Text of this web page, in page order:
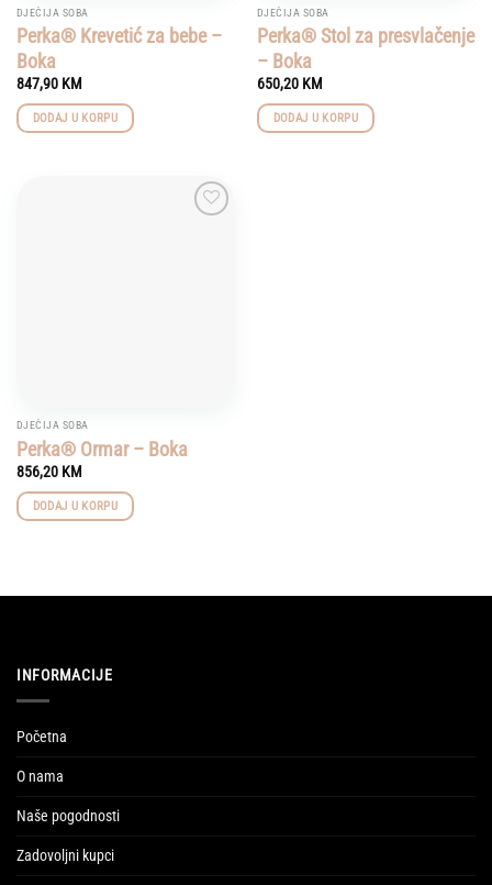
DJEČIJA SOBA
Perka® Krevetić za bebe –
Boka
847,90 KM
DODAJ U KORPU
DJEČIJA SOBA
Perka® Stol za presvlačenje
– Boka
650,20 KM
DODAJ U KORPU
DJEČIJA SOBA
Perka® Ormar – Boka
856,20 KM
DODAJ U KORPU
INFORMACIJE
Početna
O nama
Naše pogodnosti
Zadovoljni kupci